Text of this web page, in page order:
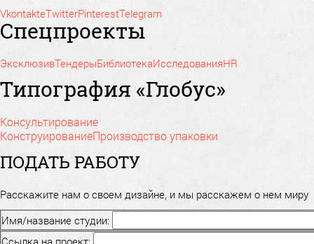
VkontakteTwitterPinterestTelegram
Спецпроекты
ЭксклюзивТендерыБиблиотекаИсследованияHR
Типография «Глобус»
Консультирование
КонструированиеПроизводство упаковки
ПОДАТЬ РАБОТУ
Расскажите нам о своем дизайне, и мы расскажем о нем миру
Имя/название студии: